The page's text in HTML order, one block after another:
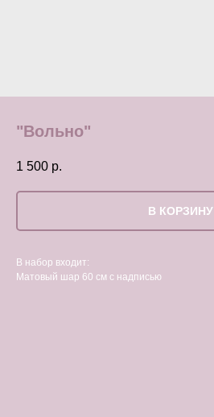
"Вольно"
1 500 р.
В КОРЗИНУ
В набор входит:
Матовый шар 60 см с надписью